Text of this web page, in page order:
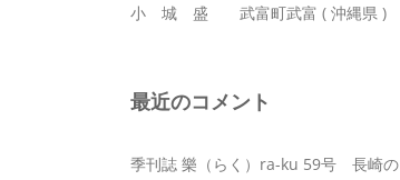
小 城 盛 武富町武富 ( 沖縄県 )
最近のコメント
季刊誌 樂（らく）ra-ku 59号 長崎の